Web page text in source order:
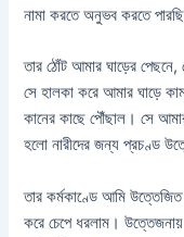
নামা করতে অনুভব করতে
তার ঠোঁট আমার ঘাড়ের
সে হালকা করে আমার ঘাড়ে
কানের কাছে পৌঁছাল। সে
হলো নারীদের জন্য প্রচণ্ড
তার কর্মকাণ্ডে আমি
করে চেপে ধরলাম।